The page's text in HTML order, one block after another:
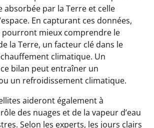
absorbée par la Terre et celle
En capturant ces données,
pourront mieux comprendre le
la Terre, un facteur clé dans le
climatique. Un
bilan peut entraîner un
un refroidissement climatique.
aideront également à
des nuages et de la vapeur d’eau
Selon les experts, les jours clairs